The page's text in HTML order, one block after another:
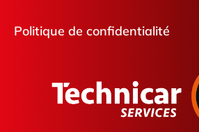
Politique de confidentialité